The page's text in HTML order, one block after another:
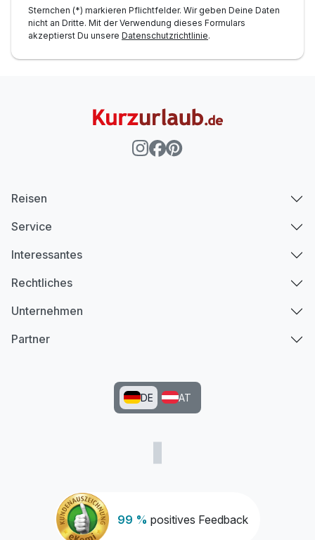
Sternchen (*) markieren Pflichtfelder. Wir geben Deine Daten
nicht an Dritte. Mit der Verwendung dieses Formulars
akzeptierst Du unsere Datenschutzrichtlinie.
99 % positives Feedback
Reisen
Service
Interessantes
Rechtliches
Unternehmen
Partner
DE AT